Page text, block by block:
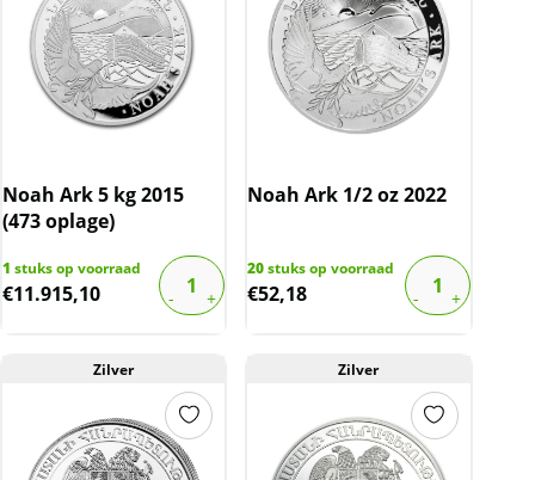
Noah Ark 5 kg 2015
(473 oplage)
1 stuks op voorraad
€11.915,10
Noah Ark 1/2 oz 2022
20stuks op voorraad
€52,18
Zilver Zilver